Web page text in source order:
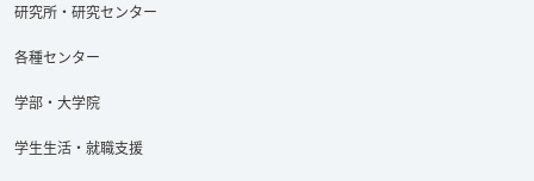
研究所・研究センター
各種センター
学部・大学院
学生生活・就職支援